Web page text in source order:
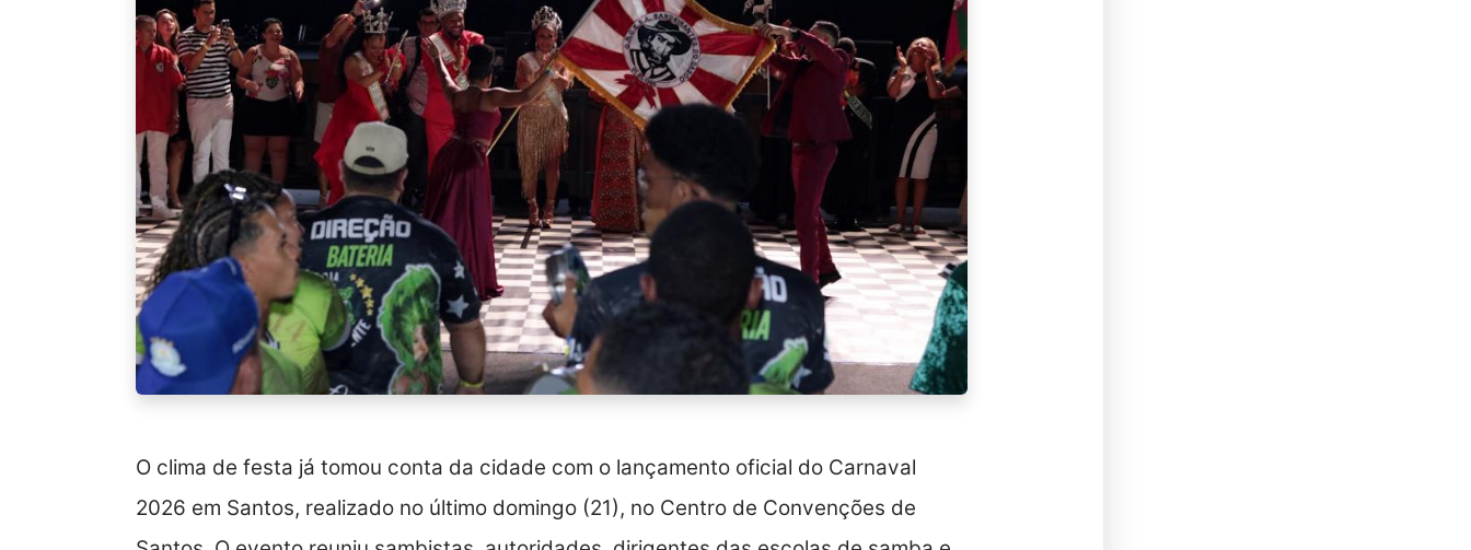
O clima de festa já tomou conta da cidade com o lançamento oficial do Carnaval
2026 em Santos, realizado no último domingo (21), no Centro de Convenções de